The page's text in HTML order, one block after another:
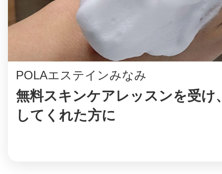
POLAエステインみなみ
無料スキンケアレッスンを受け
してくれた方に